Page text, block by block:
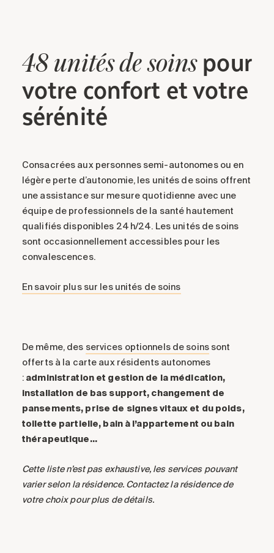
48 unités de soinspour
votre confort et votre
sérénité
Consacrées aux personnes semi-autonomes ou en
légère perte d’autonomie, les unités de soins offrent
une assistance sur mesure quotidienne avec une
équipe de professionnels de la santé hautement
qualifiés disponibles 24 h/24. Les unités de soins
sont occasionnellement accessibles pour les
convalescences.
En savoir plus sur les unités de soins
De même, des services optionnels de soinssont
offerts à la carte aux résidents autonomes
: administration et gestion de la médication,
installation de bas support, changement de
pansements, prise de signes vitaux et du poids,
toilette partielle, bain à l’appartement ou bain
thérapeutique…
Cette liste n’est pas exhaustive, les services pouvant
varier selon la résidence. Contactez la résidence de
votre choix pour plus de détails.